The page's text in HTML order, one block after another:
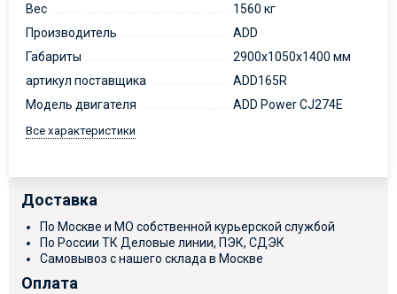
Вес
1560 кг
Производитель
ADD
Габариты
2900х1050х1400 мм
артикул поставщика
ADD165R
Модель двигателя
ADD Power CJ274E
Все характеристики
Доставка
По Москве и МО собственной курьерской службой
По России ТК Деловые линии, ПЭК, СДЭК
Самовывоз с нашего склада в Москве
Оплата